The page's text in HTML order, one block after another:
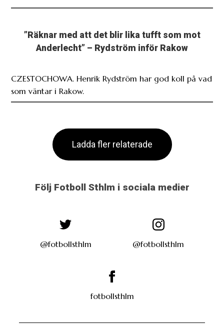
”Räknar med att det blir lika tufft som mot
Anderlecht” – Rydström inför Rakow
CZESTOCHOWA. Henrik Rydström har god koll på vad
som väntar i Rakow.
Ladda fler relaterade
Följ Fotboll Sthlm i sociala medier
@fotbollsthlm @fotbollsthlm
fotbollsthlm